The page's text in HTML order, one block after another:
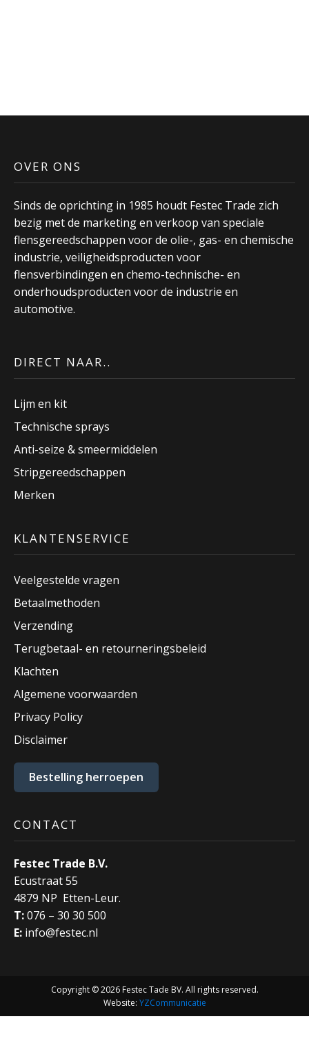
op
OVER ONS
Sinds de oprichting in 1985 houdt Festec Trade zich
bezig met de marketing en verkoop van speciale
flensgereedschappen voor de olie-, gas- en chemische
industrie, veiligheidsproducten voor
flensverbindingen en chemo-technische- en
onderhoudsproducten voor de industrie en
automotive.
DIRECT NAAR..
Lijm en kit
Technische sprays
Anti-seize & smeermiddelen
Stripgereedschappen
Merken
KLANTENSERVICE
Veelgestelde vragen
Betaalmethoden
Verzending
Terugbetaal- en retourneringsbeleid
Klachten
Algemene voorwaarden
Privacy Policy
Disclaimer
Bestelling herroepen
CONTACT
Festec Trade B.V.
Ecustraat 55
4879 NP Etten-Leur.
T:076 – 30 30 500
E: info@festec.nl
Copyright © 2026 Festec Tade BV. All rights reserved.
Website: YZCommunicatie